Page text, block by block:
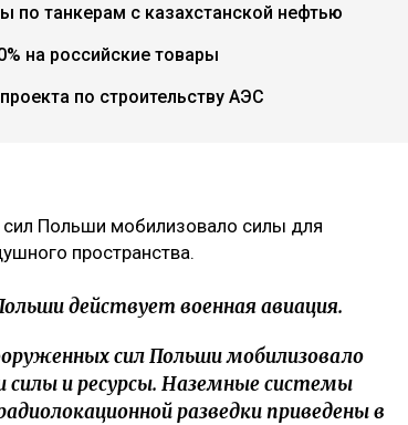
по танкерам с казахстанской нефтью
на российские товары
по строительству АЭС
Польши мобилизовало силы для
пространства.
действует военная авиация.
сил Польши мобилизовало
силы и ресурсы. Наземные системы
разведки приведены в